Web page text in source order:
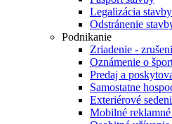
Legalizácia stavby
Odstránenie
Podnikanie
Zriadenie -
Oznámenie o
Predaj a
Samostatne
Exteriérové
Mobilné